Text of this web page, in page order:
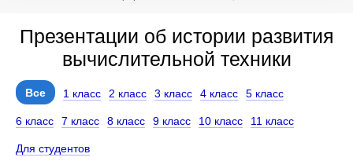
Презентации об истории развития
вычислительной техники
Все 1 класс 2 класс 3 класс 4 класс 5 класс
6 класс 7 класс 8 класс 9 класс 10 класс 11 класс
Для студентов